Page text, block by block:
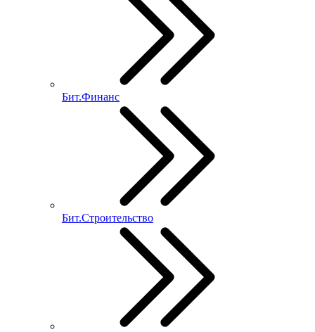
Бит.Финанс
Бит.Строительство